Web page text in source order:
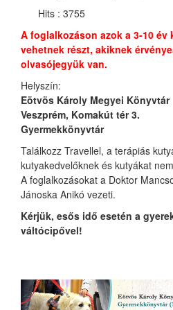
Hits : 3755
A foglalkozáson azok a 3-10 év
vehetnek részt, akiknek
olvasójegyük van.
Helyszín:
Eötvös Károly Megyei Könyvtár
Veszprém, Komakút tér 3.
Gyermekkönyvtár
Találkozz Travellel, a terápiás
kutyakedvelőknek és kutyákat
A foglalkozásokat a Doktor
Jánoska Anikó vezeti.
Kérjük, esős idő esetén a
váltócipővel!